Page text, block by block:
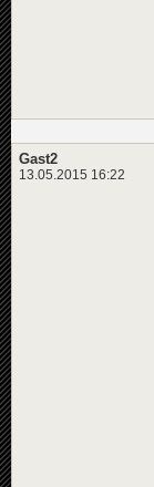
Gast2
13.05.2015 16:22